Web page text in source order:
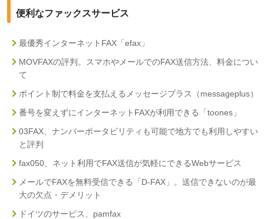
便利なファックスサービス
最優秀インターネットFAX「efax」
MOVFAXの評判。スマホやメールでのFAX送信方法、料金につい
て
ポイント制で料金を支払えるメッセージプラス（messageplus）
番号を変えずにインターネットFAXが利用できる「toones」
03FAX、ナンバーポータビリティも可能で地方でも利用しやすい
と評判
fax050、ネット利用でFAX送信が気軽にできるWebサービス
メールでFAXを無料受信できる「D-FAX」。送信できないのが最
大の欠点・デメリット
ドイツのサービス、pamfax